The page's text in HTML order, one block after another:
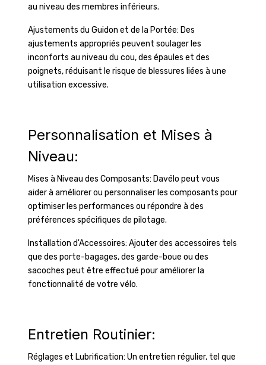
au niveau des membres inférieurs.
Ajustements du Guidon et de la Portée: Des
ajustements appropriés peuvent soulager les
inconforts au niveau du cou, des épaules et des
poignets, réduisant le risque de blessures liées à une
utilisation excessive.
Personnalisation et Mises à
Niveau:
Mises à Niveau des Composants: Davélo peut vous
aider à améliorer ou personnaliser les composants pour
optimiser les performances ou répondre à des
préférences spécifiques de pilotage.
Installation d'Accessoires: Ajouter des accessoires tels
que des porte-bagages, des garde-boue ou des
sacoches peut être effectué pour améliorer la
fonctionnalité de votre vélo.
Entretien Routinier:
Réglages et Lubrification: Un entretien régulier, tel que